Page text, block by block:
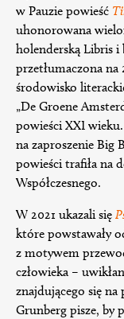
w Pauzie powieść
uhonorowana
holenderską Libris i
przetłumaczona
środowisko
„De Groene
powieści XXI
na zaproszenie Big
powieści trafiła na
Współczesnego.
W 2021 ukazali się
które powstawały
z motywem
człowieka –
znajdującego się na
Grunberg pisze, by